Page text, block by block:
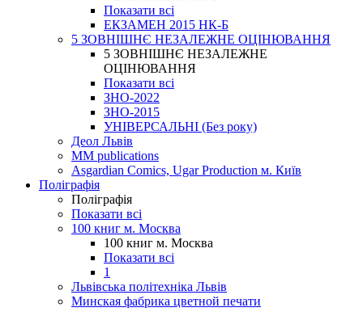
Показати всі
ЕКЗАМЕН 2015 НК-Б
5 ЗОВНІШНЄ НЕЗАЛЕЖНЕ ОЦІНЮВАННЯ
5 ЗОВНІШНЄ НЕЗАЛЕЖНЕ
ОЦІНЮВАННЯ
Показати всі
ЗНО-2022
ЗНО-2015
УНІВЕРСАЛЬНІ (Без року)
Деол Львів
MM publications
Asgardian Comics, Ugar Production м. Київ
Поліграфія
Поліграфія
Показати всі
100 книг м. Москва
100 книг м. Москва
Показати всі
1
Львівська політехніка Львів
Минская фабрика цветной печати